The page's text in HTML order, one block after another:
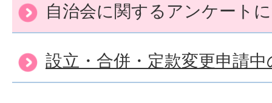
自治会に関するアンケート
設立・合併・定款変更申請